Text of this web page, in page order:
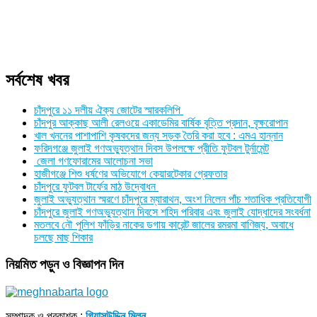
সর্বশেষ খবর
চাঁদপুরে ১১ দলীয় ঐক্য জোটের স্মারকলিপি
চাঁদপুর আক্কাছ আলী রেলওয়ে একাডেমির বার্ষিক বৃত্তি প্রদান, বৃক্ষরোপান
খাল খননের পাশাপাশি কৃষকদের জন্য সড়ক তৈরি করা হবে : এমএ হান্নান
ফরিদগঞ্জে জুলাই গণঅভ্যুত্থান দিবস উপলক্ষে প্রীতি ফুটবল টুর্নামেন্ট
জেলা গণফোরামের আলোচনা সভা
হাজীগঞ্জে শিশু ধর্ষণের অভিযোগে কেয়ারটেকার গ্রেফতার
চাঁদপুরে ফুটবল টার্ফের মাঠ উদ্বোধন
জুলাই অভ্যুত্থান স্মরণে চাঁদপুরে ম্যারাথন, অংশ নিলেন পাঁচ শতাধিক প্রতিযোগী
চাঁদপুরে জুলাই গণঅভ্যুত্থান দিবসে শহিদ পরিবার এবং জুলাই যোদ্ধাদের সংবর্ধনা
মতলবে নৌ পুলিশ ফাঁড়ির নাকের ডগায় কারেন্ট জালের রমরমা বাণিজ্য, অবাধে
চলছে মাছ শিকার
নিয়মিত পড়ুন ও বিজ্ঞাপন দিন